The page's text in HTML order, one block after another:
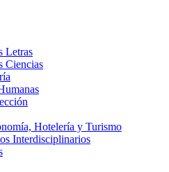
Letras
Ciencias
Hotelería y Turismo
Interdisciplinarios